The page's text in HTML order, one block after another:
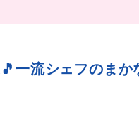
一流シェフのま